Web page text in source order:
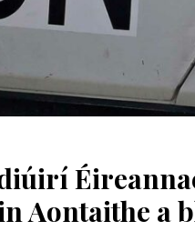
Aontaithe a